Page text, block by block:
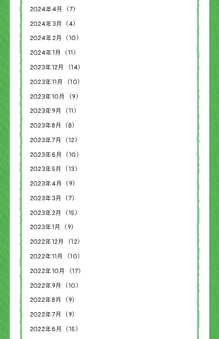
2024年4月（7）
2024年3月（4）
2024年2月（10）
2024年1月（11）
2023年12月（14）
2023年11月（10）
2023年10月（9）
2023年9月（11）
2023年8月（8）
2023年7月（12）
2023年6月（10）
2023年5月（13）
2023年4月（9）
2023年3月（7）
2023年2月（15）
2023年1月（9）
2022年12月（12）
2022年11月（10）
2022年10月（17）
2022年9月（10）
2022年8月（9）
2022年7月（9）
2022年6月（15）